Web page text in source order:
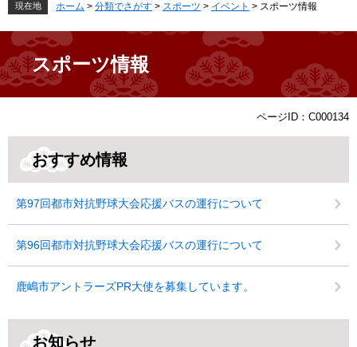
現在地 ホーム > 分類でさがす > スポーツ > イベント > スポーツ情報
スポーツ情報
文
ページID：C000134
おすすめ情報
第97回都市対抗野球大会応援バスの運行について
第96回都市対抗野球大会応援バスの運行について
鹿嶋市アントラーズPR大使を募集しています。
お知らせ